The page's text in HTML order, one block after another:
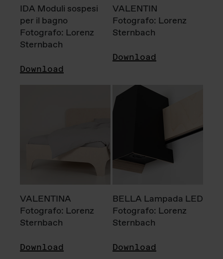
IDA Moduli sospesi
per il bagno
Fotografo: Lorenz
Sternbach
Download
VALENTIN
Fotografo: Lorenz
Sternbach
Download
VALENTINA
Fotografo: Lorenz
Sternbach
Download
BELLA Lampada LED
Fotografo: Lorenz
Sternbach
Download